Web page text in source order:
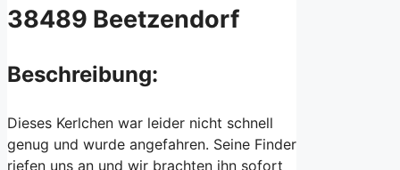
38489 Beetzendorf
Beschreibung:
Dieses Kerlchen war leider nicht schnell
genug und wurde angefahren. Seine Finder
riefen uns an und wir brachten ihn sofort